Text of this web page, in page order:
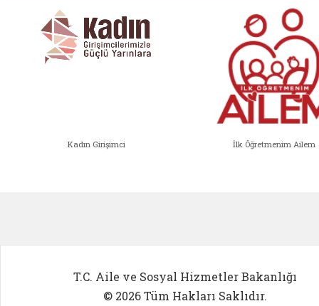
Kadın Girişimci İlk Öğretmenim Ailem
T.C. Aile ve Sosyal Hizmetler Bakanlığı
© 2026 Tüm Hakları Saklıdır.